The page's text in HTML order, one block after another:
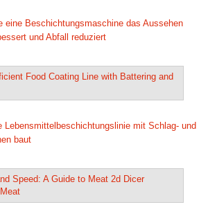
eine Beschichtungsmaschine das Aussehen
und Abfall reduziert
Lebensmittelbeschichtungslinie mit Schlag- und
baut